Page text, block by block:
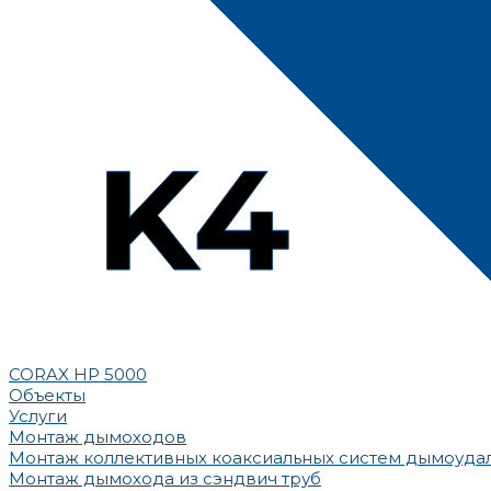
CORAX HP 5000
Объекты
Услуги
Монтаж дымоходов
Монтаж коллективных коаксиальных систем
Монтаж дымохода из сэндвич труб